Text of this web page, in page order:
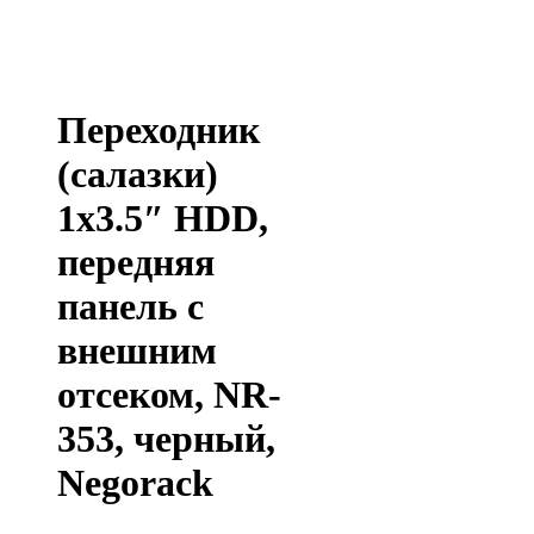
Переходник
(салазки)
1х3.5″ HDD,
передняя
панель с
внешним
отсеком, NR-
353, черный,
Negorack